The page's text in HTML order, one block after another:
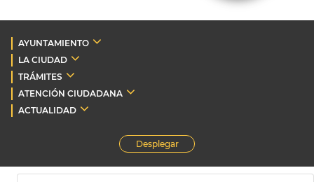
AYUNTAMIENTO
LA CIUDAD
TRÁMITES
ATENCIÓN CIUDADANA
ACTUALIDAD
Desplegar